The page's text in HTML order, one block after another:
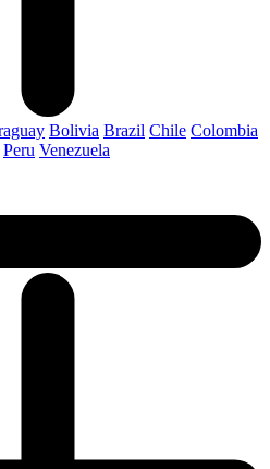
Bolivia Brazil Chile Colombia
Peru Venezuela